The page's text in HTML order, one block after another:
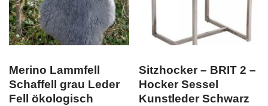
Merino Lammfell
Schaffell grau Leder
Fell ökologisch
Sitzhocker – BRIT 2 –
Hocker Sessel
Kunstleder Schwarz